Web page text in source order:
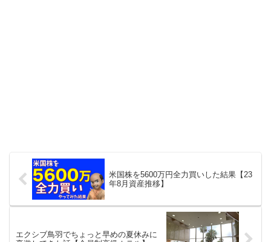
米国株を5600万円全力買いした結果【23
年8月資産推移】
エクシブ鳥羽でちょっと早めの夏休みに